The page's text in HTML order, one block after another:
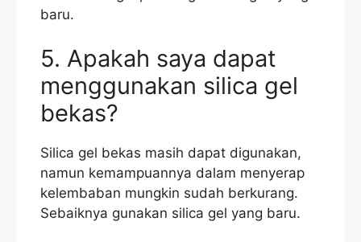
baru.
5. Apakah saya dapat
menggunakan silica gel
bekas?
Silica gel bekas masih dapat digunakan,
namun kemampuannya dalam menyerap
kelembaban mungkin sudah berkurang.
Sebaiknya gunakan silica gel yang baru.